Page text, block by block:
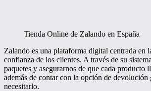
Tienda Online de Zalando en España
Zalando es una plataforma digital centrada en
confianza de los clientes. A través de su
paquetes y asegurarnos de que cada producto
además de contar con la opción de devolución
necesitarlo.